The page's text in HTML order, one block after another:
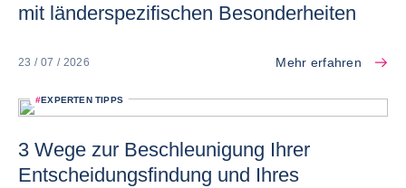
mit länderspezifischen Besonderheiten
23 / 07 / 2026 Mehr erfahren
#EXPERTEN TIPPS
3 Wege zur Beschleunigung Ihrer
Entscheidungsfindung und Ihres